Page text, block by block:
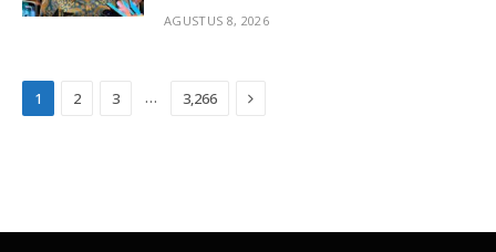
AGUSTUS 8, 2026
1 2 3 … 3,266 Next